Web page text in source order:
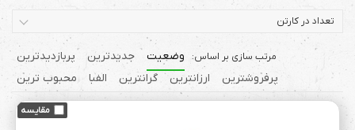
تعداد در کارتن
وضعیت جدیدترین
پربازدیدترین
پرفروشترین
ارزانترین گرانترین الفبا محبوب ترین